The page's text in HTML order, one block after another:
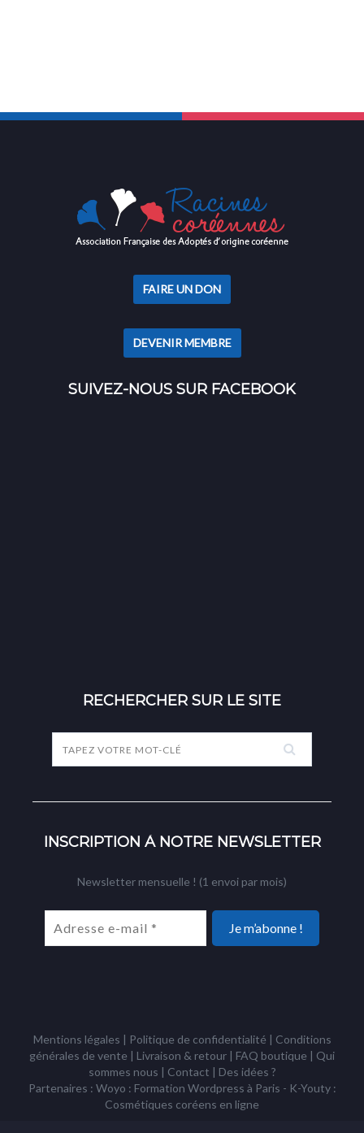
FAIRE UN DON
DEVENIR MEMBRE
SUIVEZ-NOUS SUR FACEBOOK
RECHERCHER SUR LE SITE
INSCRIPTION À NOTRE NEWSLETTER
Newsletter mensuelle ! (1 envoi par mois)
Mentions légales | Politique de confidentialité | Conditions
générales de vente | Livraison & retour | FAQ boutique | Qui
sommes nous | Contact | Des idées ?
Partenaires : Woyo : Formation Wordpress à Paris - K-Youty :
Cosmétiques coréens en ligne